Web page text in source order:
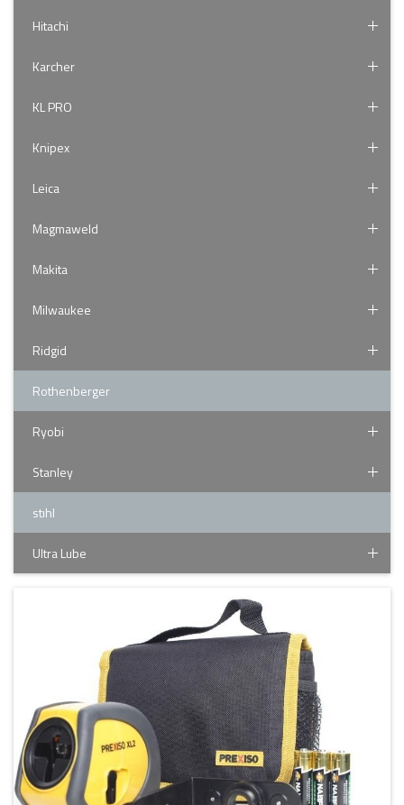
Hitachi
Karcher
KL PRO
Knipex
Leica
Magmaweld
Makita
Milwaukee
Ridgid
Rothenberger
Ryobi
Stanley
stıhl
Ultra Lube